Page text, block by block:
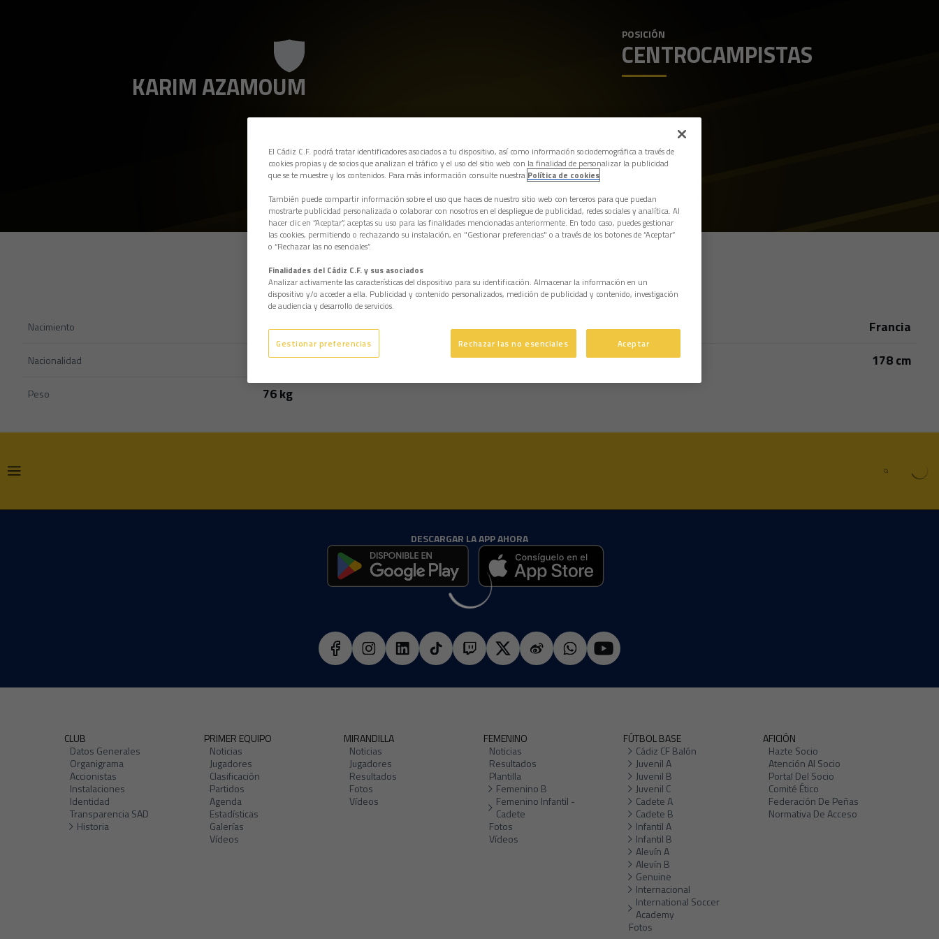
KARIM AZAMOUM
POSICIÓN
CENTROCAMPISTAS
Nacimiento Edad 36 años País Francia
Nacionalidad Pie dominante Zurdo Altura 178 cm
Peso 76 kg
DESCARGAR LA APP AHORA
CLUB
Datos Generales
Organigrama
Accionistas
Instalaciones
Identidad
Transparencia SAD
Historia
PRIMER EQUIPO
Noticias
Jugadores
Clasificación
Partidos
Agenda
Estadísticas
Galerías
Vídeos
MIRANDILLA
Noticias
Jugadores
Resultados
Fotos
Vídeos
FEMENINO
Noticias
Resultados
Plantilla
Femenino B
Femenino Infantil -
Cadete
Fotos
Vídeos
FÚTBOL BASE
Cádiz CF Balón
Juvenil A
Juvenil B
Juvenil C
Cadete A
Cadete B
Infantil A
Infantil B
Alevín A
Alevín B
Genuine
Internacional
International Soccer
Academy
Fotos
AFICIÓN
Hazte Socio
Atención Al Socio
Portal Del Socio
Comité Ético
Federación De Peñas
Normativa De Acceso
El Cádiz C.F. podrá tratar identificadores asociados a tu dispositivo, así como información sociodemográfica a través de
cookies propias y de socios que analizan el tráfico y el uso del sitio web con la finalidad de personalizar la publicidad
que se te muestre y los contenidos. Para más información consulte nuestra Política de cookies
También puede compartir información sobre el uso que haces de nuestro sitio web con terceros para que puedan
mostrarte publicidad personalizada o colaborar con nosotros en el despliegue de publicidad, redes sociales y analítica. Al
hacer clic en “Aceptar”, aceptas su uso para las finalidades mencionadas anteriormente. En todo caso, puedes gestionar
las cookies, permitiendo o rechazando su instalación, en "Gestionar preferencias" o a través de los botones de “Aceptar”
o “Rechazar las no esenciales”.
Finalidades del Cádiz C.F. y sus asociados
Analizar activamente las características del dispositivo para su identificación. Almacenar la información en un
dispositivo y/o acceder a ella. Publicidad y contenido personalizados, medición de publicidad y contenido, investigación
de audiencia y desarrollo de servicios.
Gestionar preferencias Rechazar las no esenciales Aceptar